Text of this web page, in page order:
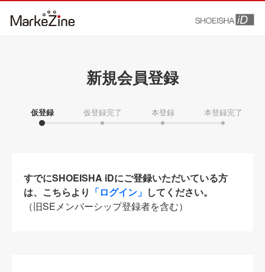
新規会員登録
仮登録 仮登録完了 本登録 本登録完了
すでにSHOEISHA iDにご登録いただいている方
は、こちらより 「ログイン」 してください。
（旧SEメンバーシップ登録者を含む）